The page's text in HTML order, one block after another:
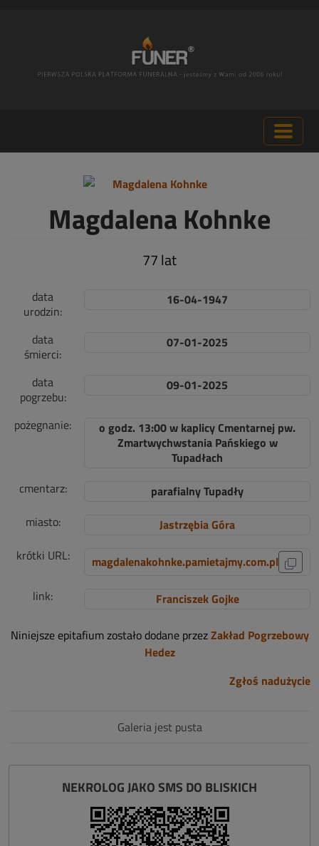
Magdalena Kohnke
77 lat
data
urodzin:
16-04-1947
data
śmierci:
07-01-2025
data
pogrzebu:
09-01-2025
pożegnanie:
o godz. 13:00 w kaplicy Cmentarnej pw.
Zmartwychwstania Pańskiego w
Tupadłach
cmentarz:
parafialny Tupadły
miasto:
Jastrzębia Góra
krótki URL:
magdalenakohnke.pamietajmy.com.pl
link:
Franciszek Gojke
Niniejsze epitafium zostało dodane przezZakład Pogrzebowy
Hedez
Zgłoś nadużycie
Galeria jest pusta
NEKROLOG JAKO SMS DO BLISKICH